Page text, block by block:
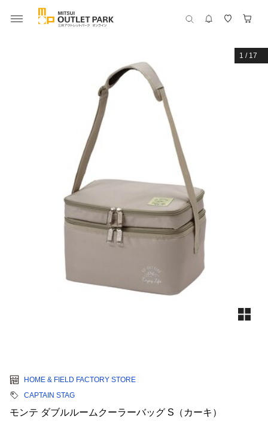
1 / 17
HOME & FIELD FACTORY STORE
CAPTAIN STAG
モンテ ダブルルームクーラーバッグ S（カーキ）